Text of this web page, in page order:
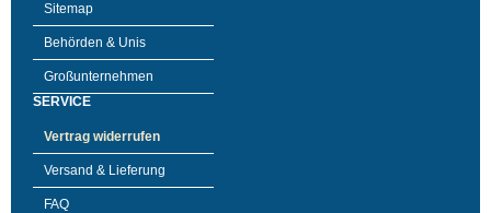
Sitemap
Behörden & Unis
Großunternehmen
SERVICE
Vertrag widerrufen
Versand & Lieferung
FAQ